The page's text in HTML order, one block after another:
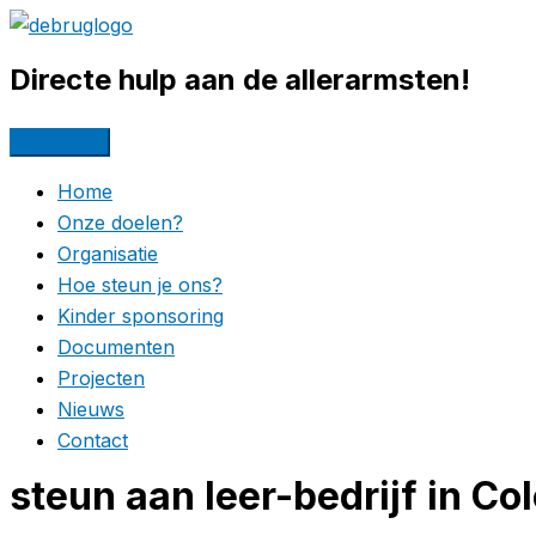
Ga
de
Directe hulp aan de allerarmsten!
Home
Onze doelen?
Organisatie
Hoe steun je ons?
Kinder sponsoring
Documenten
Projecten
Nieuws
Contact
steun aan leer-bedrijf in